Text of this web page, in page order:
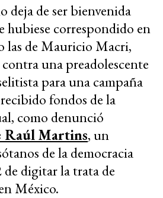
deja de ser bienvenida
hubiese correspondido en
las de Mauricio Macri,
una preadolescente
para una campaña
fondos de la
como denunció
Raúl Martins, un
de la democracia
de digitar la trata de
México.